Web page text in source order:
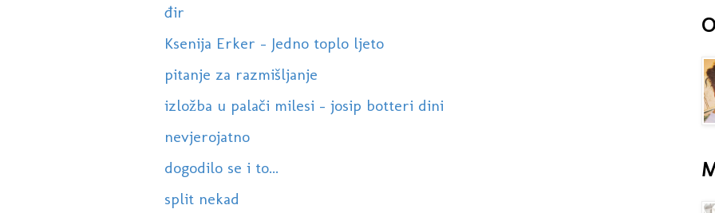
đir
Ksenija Erker - Jedno toplo ljeto
pitanje za razmišljanje
izložba u palači milesi - josip botteri dini
nevjerojatno
dogodilo se i to...
split nekad